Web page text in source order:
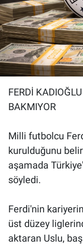
FERDİ
BAKMIYOR
Milli futbolcu
kurulduğunu
aşamada
söyledi.
Ferdi'nin
üst düzey
aktaran Uslu,